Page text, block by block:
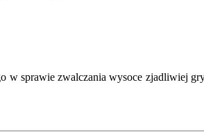
w sprawie zwalczania wysoce zjadliwiej